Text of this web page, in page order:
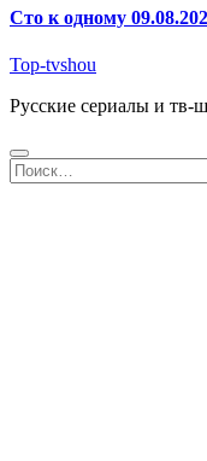
Сто к одному
Top-tvshou
Русские сериалы и тв-
Найти: